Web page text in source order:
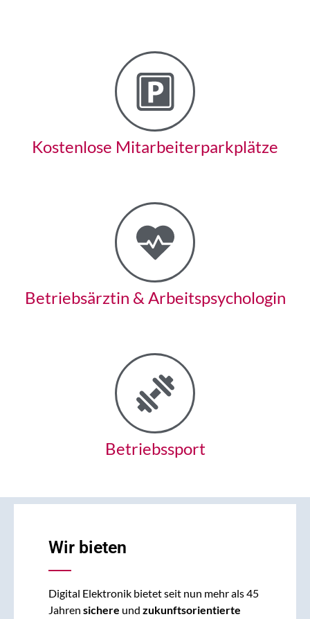
Kostenlose Mitarbeiter­parkplätze
Betriebsärztin & Arbeits­psychologin
Betriebssport
Wir bieten
Digital Elektronik bietet seit nun mehr als 45
Jahren sichere und zukunftsorientierte